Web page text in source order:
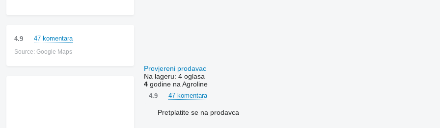
4.9 47 komentara
Source: Google Maps
Provjereni prodavac
Na lageru: 4 oglasa
4godine na Agroline
4.9 47 komentara
Pretplatite se na prodavca